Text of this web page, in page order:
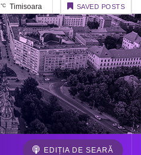
°C Timisoara SAVED POSTS
EDIȚIA DE SEARĂ